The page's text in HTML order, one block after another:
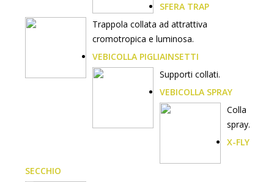
SFERA TRAP
Trappola collata ad attrattiva
cromotropica e luminosa.
VEBICOLLA PIGLIAINSETTI
Supporti collati.
VEBICOLLA SPRAY
Colla
spray.
X-FLY
SECCHIO